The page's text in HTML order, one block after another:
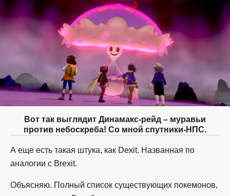
Вот так выглядит Динамакс-рейд – муравьи
против небоскреба! Со мной спутники-НПС.
А еще есть такая штука, как Dexit. Названная по
аналогии с Brexit.
Объясняю. Полный список существующих покемонов,